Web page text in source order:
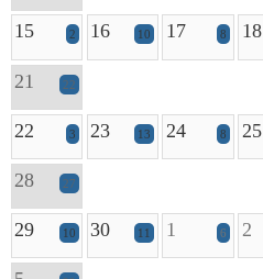
15 2 16 10 17 8 18
21 22
22 3 23 13 24 8 25
28 27
29 10 30 11 1 6 2